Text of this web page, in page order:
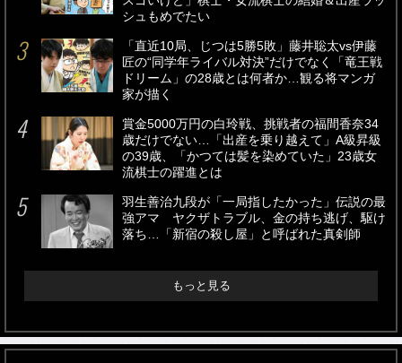
シュもめでたい
「直近10局、じつは5勝5敗」藤井聡太vs伊藤
匠の“同学年ライバル対決”だけでなく「竜王戦
ドリーム」の28歳とは何者か…観る将マンガ
家が描く
賞金5000万円の白玲戦、挑戦者の福間香奈34
歳だけでない…「出産を乗り越えて」A級昇級
の39歳、「かつては髪を染めていた」23歳女
流棋士の躍進とは
羽生善治九段が「一局指したかった」伝説の最
強アマ ヤクザトラブル、金の持ち逃げ、駆け
落ち…「新宿の殺し屋」と呼ばれた真剣師
もっと見る